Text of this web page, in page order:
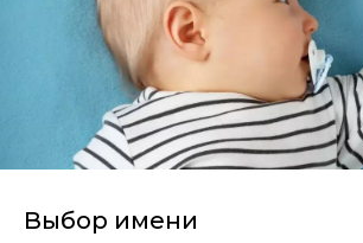
Выбор имени